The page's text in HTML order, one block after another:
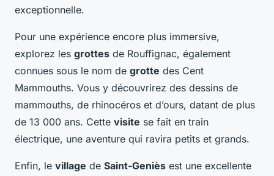
exceptionnelle.
Pour une expérience encore plus immersive,
explorez les grottes de Rouffignac, également
connues sous le nom de grotte des Cent
Mammouths. Vous y découvrirez des dessins de
mammouths, de rhinocéros et d’ours, datant de plus
de 13 000 ans. Cette visite se fait en train
électrique, une aventure qui ravira petits et grands.
Enfin, le village de Saint-Geniès est une excellente